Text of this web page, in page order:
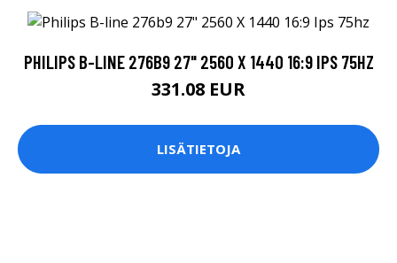
PHILIPS B-LINE 276B9 27" 2560 X 1440 16:9 IPS 75HZ
331.08 EUR
LISÄTIETOJA